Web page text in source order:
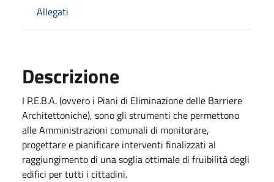
Allegati
Descrizione
I P.E.B.A. (ovvero i Piani di Eliminazione delle Barriere
Architettoniche), sono gli strumenti che permettono
alle Amministrazioni comunali di monitorare,
progettare e pianificare interventi finalizzati al
raggiungimento di una soglia ottimale di fruibilità degli
edifici per tutti i cittadini.